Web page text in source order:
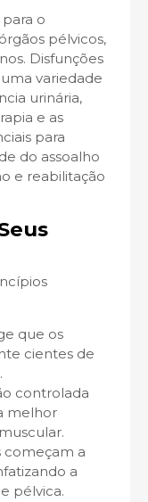
o
pélvicos,
Disfunções
variedade
urinária,
e as
para
do assoalho
e reabilitação
que os
cientes de
controlada
melhor
começam a
a
pélvica.